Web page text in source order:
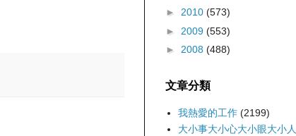
► 2010 (573)
► 2009 (553)
► 2008 (488)
文章分類
我熱愛的工作 (2199)
大小事大小心大小眼大小人